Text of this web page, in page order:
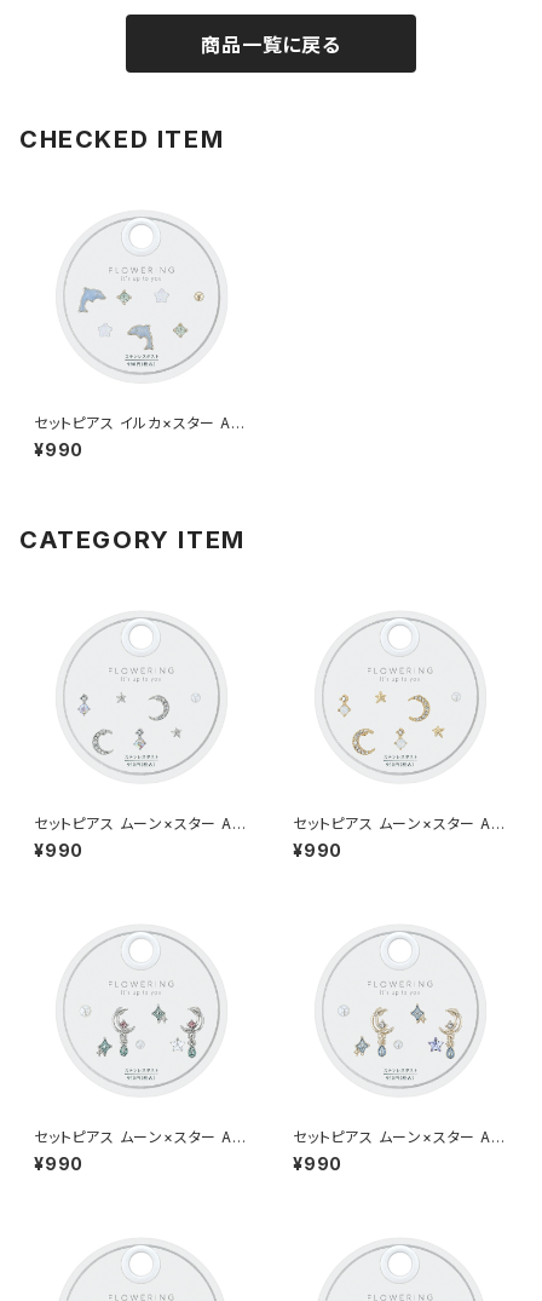
商品一覧に戻る
CHECKED ITEM
セットピアス イルカ×スター AA
P1997-BL（ブルー）
¥990
CATEGORY ITEM
セットピアス ムーン×スター AA
P2015-SV（シルバー）
¥990
セットピアス ムーン×スター AA
P2015-GD（ゴールド）
¥990
セットピアス ムーン×スター AA
P2014-SV（シルバー）
¥990
セットピアス ムーン×スター AA
P2014-CP（シャンパンゴール
ド）
¥990